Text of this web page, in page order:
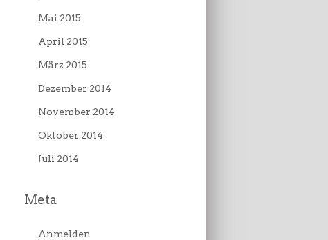
Mai 2015
April 2015
März 2015
Dezember 2014
November 2014
Oktober 2014
Juli 2014
Meta
Anmelden